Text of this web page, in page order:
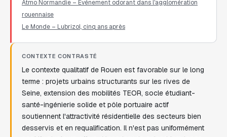
Atmo Normandie – Événement odorant dans l'agglomération
rouennaise
Le Monde – Lubrizol, cinq ans après
CONTEXTE CONTRASTÉ
Le contexte qualitatif de Rouen est favorable sur le long
terme : projets urbains structurants sur les rives de
Seine, extension des mobilités TEOR, socle étudiant-
santé-ingénierie solide et pôle portuaire actif
soutiennent l'attractivité résidentielle des secteurs bien
desservis et en requalification. Il n'est pas uniformément